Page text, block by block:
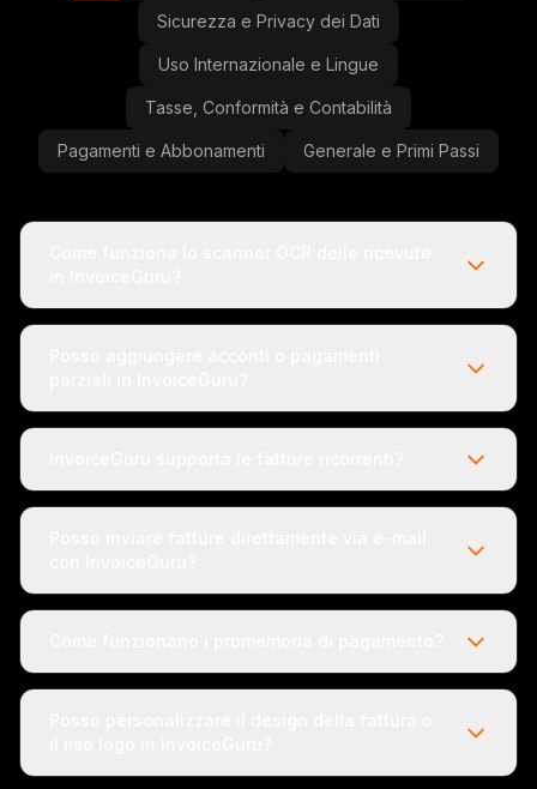
Sicurezza e Privacy dei Dati
Uso Internazionale e Lingue
Tasse, Conformità e Contabilità
Pagamenti e Abbonamenti Generale e Primi Passi